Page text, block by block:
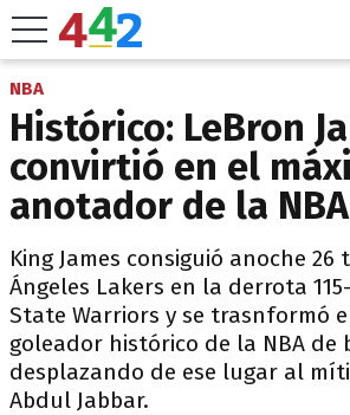
NBA
Histórico: LeBron
convirtió en el
anotador de la NBA
King James consiguió anoche
Ángeles Lakers en la derrota
State Warriors y se trasnformó
goleador histórico de la NBA de
desplazando de ese lugar al
Abdul Jabbar.